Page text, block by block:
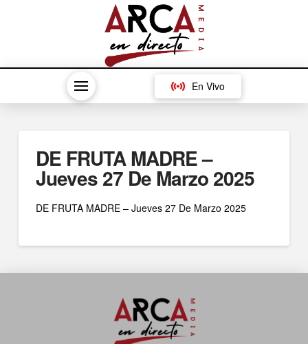
En Vivo
DE FRUTA MADRE –
Jueves 27 De Marzo 2025
DE FRUTA MADRE – Jueves 27 De Marzo 2025